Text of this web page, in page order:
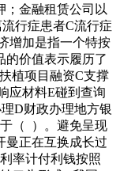
金融租赁公司以
行症患者C流行症
增加是指一个特按
价值表示履历了
植项目融资C支撑
应材料E碰到查询
D财政办理地方银
（ ）。避免呈现
曼正在互换成长过
率计付利钱按照